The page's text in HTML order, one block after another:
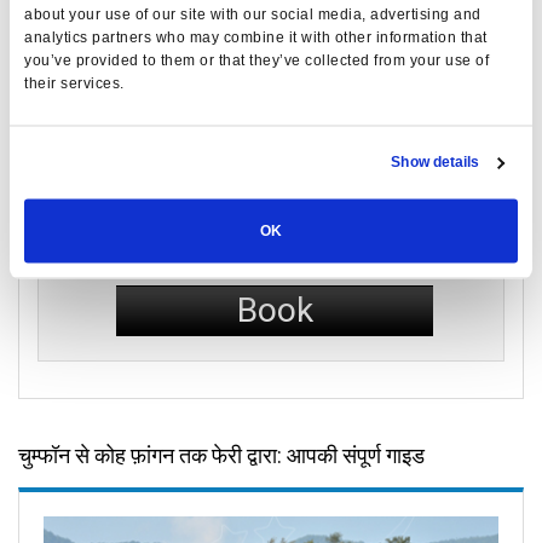
about your use of our site with our social media, advertising and
analytics partners who may combine it with other information that
you’ve provided to them or that they’ve collected from your use of
their services.
Show details
OK
यात्रा विवरण
Book
चुम्फॉन से कोह फ़ांगन तक फेरी द्वारा: आपकी संपूर्ण गाइड